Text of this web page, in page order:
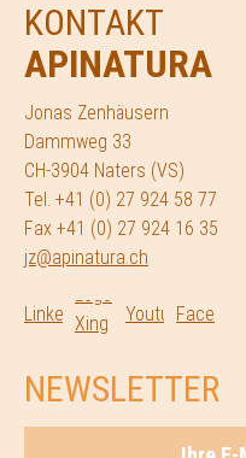
KONTAKT
APINATURA
Jonas Zenhäusern
Dammweg 33
CH-3904 Naters (VS)
Tel. +41 (0) 27 924 58 77
Fax +41 (0) 27 924 16 35
jz@apinatura.ch
NEWSLETTER